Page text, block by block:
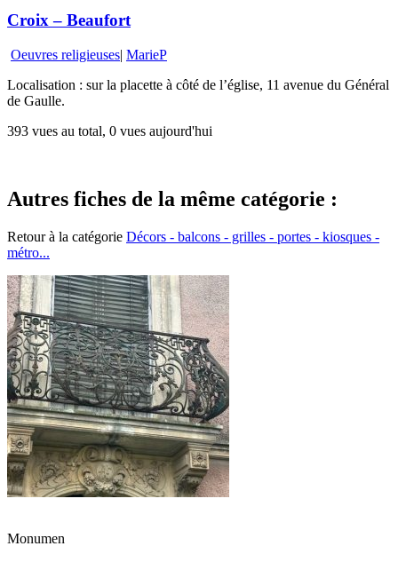
Croix – Beaufort
Oeuvres religieuses| MarieP
Localisation : sur la placette à côté de l’église, 11 avenue du Général
de Gaulle.
393 vues au total, 0 vues aujourd'hui
Autres fiches de la même catégorie :
Retour à la catégorie Décors - balcons - grilles - portes - kiosques -
métro...
Monumen